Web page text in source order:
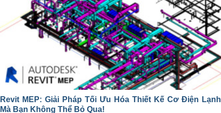
Revit MEP: Giải Pháp Tối Ưu Hóa Thiết Kế Cơ Điện Lạnh
Mà Bạn Không Thể Bỏ Qua!